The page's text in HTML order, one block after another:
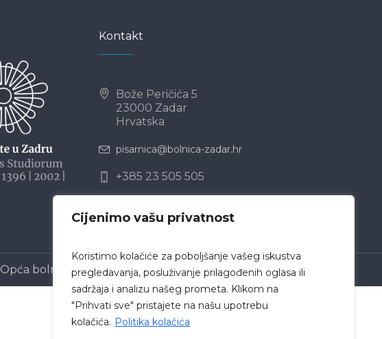
Cijenimo vašu privatnost
Koristimo kolačiće za poboljšanje vašeg iskustva
pregledavanja, posluživanje prilagođenih oglasa ili
sadržaja i analizu našeg prometa. Klikom na
"Prihvati sve" pristajete na našu upotrebu
kolačića. Politika kolačića
Kontakt
Bože Peričića 5
23000 Zadar
Hrvatska
pisarnica@bolnica-zadar.hr
+385 23 505 505
Opća bolnica Zadar © 2019 /Politika privatnosti